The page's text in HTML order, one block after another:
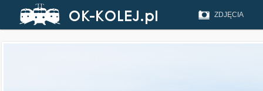
ZDJĘCIA